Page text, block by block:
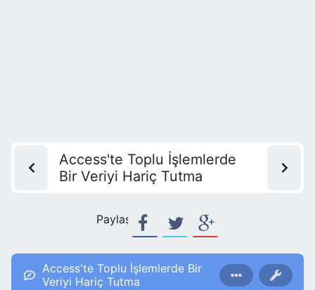
Access'te Toplu İşlemlerde
Bir Veriyi Hariç Tutma
Paylaş:
Access'te Toplu İşlemlerde Bir
Veriyi Hariç Tutma